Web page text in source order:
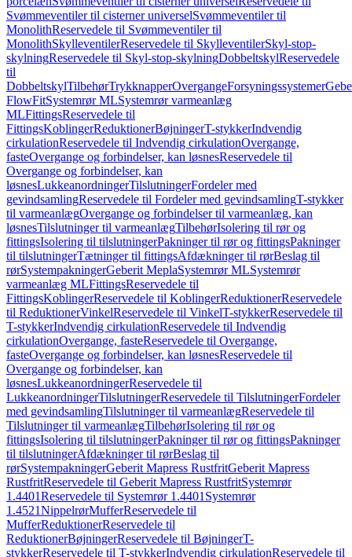
Svømmeventiler til cisterner universelSvømmeventiler til
MonolithReservedele til Svømmeventiler til
MonolithSkylleventilerReservedele til SkylleventilerSkyl-stop-
skylningReservedele til Skyl-stop-skylningDobbeltskylReservedele
til
DobbeltskylTilbehørTrykknapperOvergangeForsyningssystemer
FlowFitSystemrør MLSystemrør varmeanlæg
MLFittingsReservedele til
FittingsKoblingerReduktionerBøjningerT-stykkerIndvendig
cirkulationReservedele til Indvendig cirkulationOvergange,
fasteOvergange og forbindelser, kan løsnesReservedele til
Overgange og forbindelser, kan
løsnesLukkeanordningerTilslutningerFordeler med
gevindsamlingReservedele til Fordeler med gevindsamlingT-stykker
til varmeanlægOvergange og forbindelser til varmeanlæg, kan
løsnesTilslutninger til varmeanlægTilbehørIsolering til rør og
fittingsIsolering til tilslutningerPakninger til rør og fittingsPakninger
til tilslutningerTætninger til fittingsAfdækninger til rørBeslag til
rørSystempakningerGeberit MeplaSystemrør MLSystemrør
varmeanlæg MLFittingsReservedele til
FittingsKoblingerReservedele til KoblingerReduktionerReservedele
til ReduktionerVinkelReservedele til VinkelT-stykkerReservedele til
T-stykkerIndvendig cirkulationReservedele til Indvendig
cirkulationOvergange, fasteReservedele til Overgange,
fasteOvergange og forbindelser, kan løsnesReservedele til
Overgange og forbindelser, kan
løsnesLukkeanordningerReservedele til
LukkeanordningerTilslutningerReservedele til TilslutningerFordeler
med gevindsamlingTilslutninger til varmeanlægReservedele til
Tilslutninger til varmeanlægTilbehørIsolering til rør og
fittingsIsolering til tilslutningerPakninger til rør og fittingsPakninger
til tilslutningerAfdækninger til rørBeslag til
rørSystempakningerGeberit Mapress RustfritGeberit Mapress
RustfritReservedele til Geberit Mapress RustfritSystemrør
1.4401Reservedele til Systemrør 1.4401 Systemrør
1.4521NippelrørMufferReservedele til
MufferReduktionerReservedele til
ReduktionerBøjningerReservedele til BøjningerT-
stykkerReservedele til T-stykkerIndvendig cirkulationReservedele til